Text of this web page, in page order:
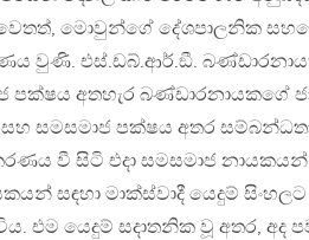
මොවුන්ගේ දේශපාලනික
වුණි. එස්.ඩබ්.ආර්.ඞී.
පක්ෂය අතහැර බණ්ඩාරනායකගේ
සමසමාජ පක්ෂය අතර
වී සිටි එදා සමසමාජ නායකයන්
සඳහා මාක්ස්වාදී යෙදුම්
එම යෙදුම් සදාතනික වූ අතර, අද